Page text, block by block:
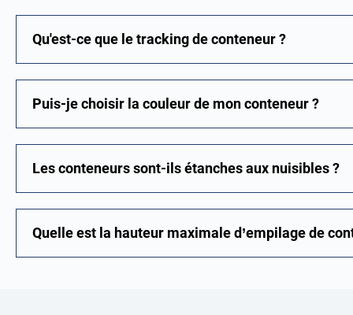
Qu'est-ce que le tracking de conteneur ?
Puis-je choisir la couleur de mon conteneur ?
Les conteneurs sont-ils étanches aux nuisibles ?
Quelle est la hauteur maximale d’empilage de